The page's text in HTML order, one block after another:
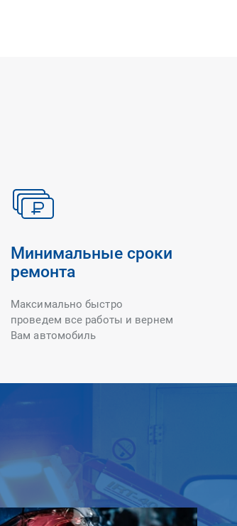
Минимальные сроки
ремонта
Максимально быстро
проведем все работы и вернем
Вам автомобиль